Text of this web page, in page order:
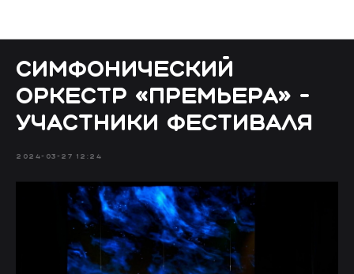
Симфонический
оркестр «Премьера» -
участники фестиваля
2024-03-27 12:24